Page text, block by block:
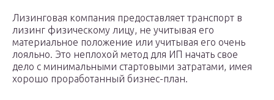
Лизинговая компания предоставляет транспорт в
лизинг физическому лицу, не учитывая его
материальное положение или учитывая его очень
лояльно. Это неплохой метод для ИП начать свое
дело с минимальными стартовыми затратами, имея
хорошо проработанный бизнес-план.